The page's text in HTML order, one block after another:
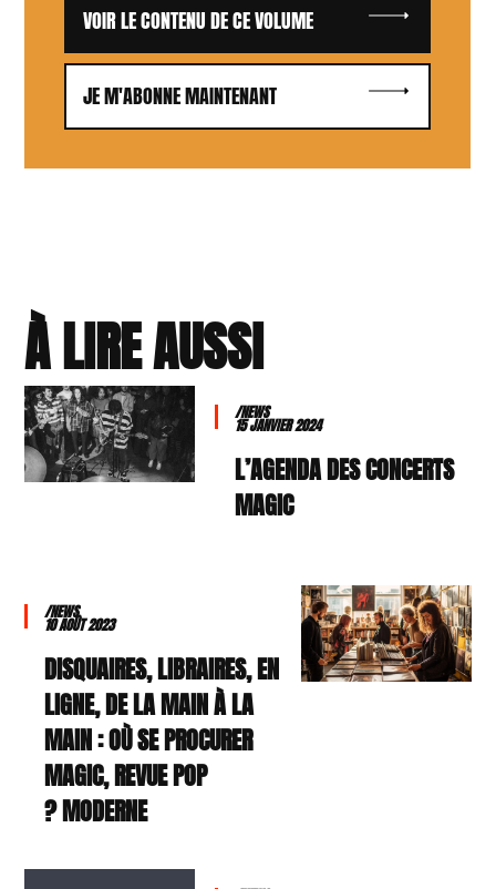
VOIR LE CONTENU DE CE VOLUME
JE M'ABONNE MAINTENANT
À LIRE AUSSI
/NEWS
15 JANVIER 2024
L’AGENDA DES CONCERTS
MAGIC
/NEWS
10 AOÛT 2023
DISQUAIRES, LIBRAIRES, EN
LIGNE, DE LA MAIN À LA
MAIN : OÙ SE PROCURER
MAGIC, REVUE POP
MODERNE ?